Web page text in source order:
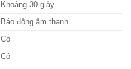
Khoảng 30 giây
Báo động âm thanh
Có
Có